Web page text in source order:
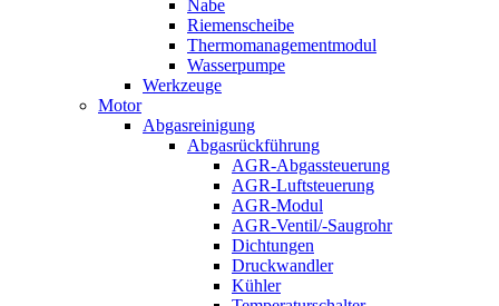
Nabe
Riemenscheibe
Thermomanagementmodul
Wasserpumpe
Werkzeuge
Motor
Abgasreinigung
Abgasrückführung
AGR-Abgassteuerung
AGR-Luftsteuerung
AGR-Modul
AGR-Ventil/-Saugrohr
Dichtungen
Druckwandler
Kühler